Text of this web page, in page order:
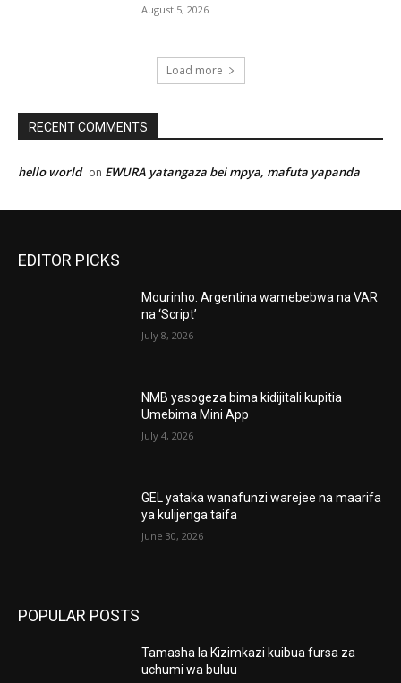
August 5, 2026
Load more
RECENT COMMENTS
hello world on EWURA yatangaza bei mpya, mafuta yapanda
EDITOR PICKS
Mourinho: Argentina wamebebwa na VAR
na ‘Script’
July 8, 2026
NMB yasogeza bima kidijitali kupitia
Umebima Mini App
July 4, 2026
GEL yataka wanafunzi warejee na maarifa
ya kulijenga taifa
June 30, 2026
POPULAR POSTS
Tamasha la Kizimkazi kuibua fursa za
uchumi wa buluu